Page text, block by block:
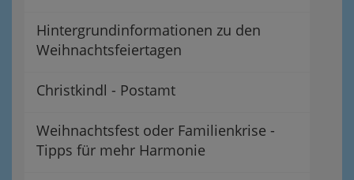
Hintergrundinformationen zu den
Weihnachtsfeiertagen
Christkindl - Postamt
Weihnachtsfest oder Familienkrise -
Tipps für mehr Harmonie